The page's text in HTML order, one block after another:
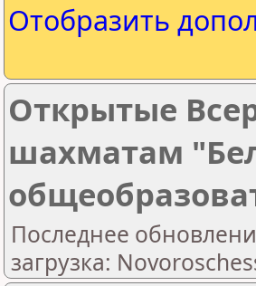
Отобразить
Открытые
шахматам
Последнее
загрузка: